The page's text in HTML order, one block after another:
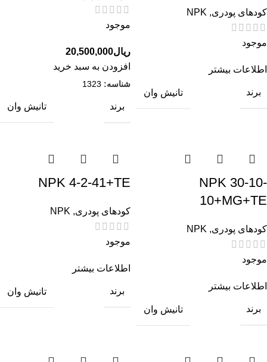
کودهای پودری,
NPK
موجود
اطلاعات بیشتر
برند تانیش وان
موجود
ریال20,500,000
افزودن به سبد خرید
شناسه: 1323
برند تانیش وان
NPK 30-10-
10+MG+TE
کودهای پودری,
NPK
موجود
اطلاعات بیشتر
برند تانیش وان
NPK 4-2-41+TE
کودهای پودری,
NPK
موجود
اطلاعات بیشتر
برند تانیش وان